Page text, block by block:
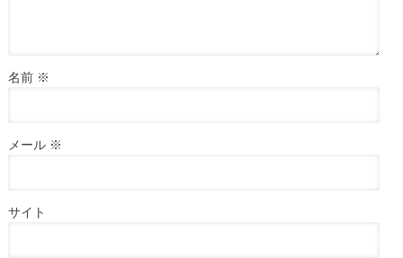
名前 ※
メール ※
サイト